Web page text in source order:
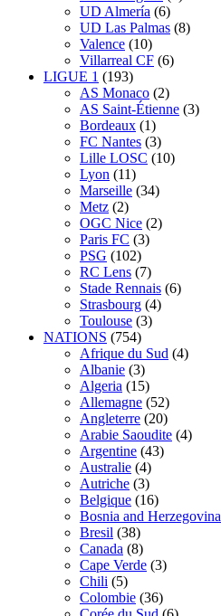
UD Almería (6)
UD Las Palmas (8)
Valence (10)
Villarreal CF (6)
LIGUE 1 (193)
AS Monaco (2)
AS Saint-Étienne (3)
Bordeaux (1)
FC Nantes (3)
Lille LOSC (10)
Lyon (11)
Marseille (34)
Metz (2)
OGC Nice (2)
Paris FC (3)
PSG (102)
RC Lens (7)
Stade Rennais (6)
Strasbourg (4)
Toulouse (3)
NATIONS (754)
Afrique du Sud (4)
Albanie (3)
Algeria (15)
Allemagne (52)
Angleterre (20)
Arabie Saoudite (4)
Argentine (43)
Australie (4)
Autriche (3)
Belgique (16)
Bosnia and Herzegovina
Bresil (38)
Canada (8)
Cape Verde (3)
Chili (5)
Colombie (36)